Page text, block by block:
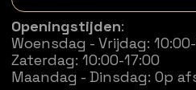
Openingstijden:
Woensdag - Vrijdag:
Zaterdag: 10:00-17:00
Maandag - Dinsdag: Op